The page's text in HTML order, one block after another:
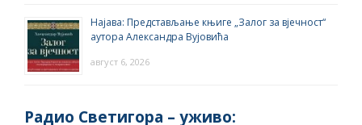
Најава: Представљање књиге „Залог за вјечност“
аутора Александра Вујовића
август 6, 2026
Радио Светигора – yживо: